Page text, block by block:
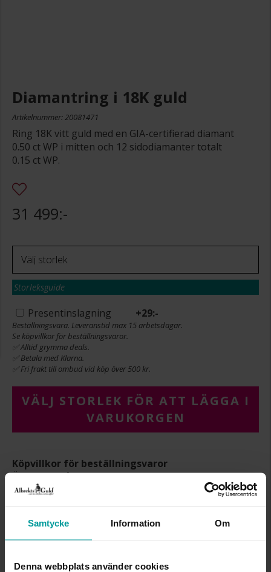
Samtycke Information Om
Denna webbplats använder cookies
Diamantring i 18K guld
Artikelnummer: 20081471
Ring 18K vitt guld med en GIA-certifierad diamant
0.50 ct WP i mitten och 12 sidodiamanter totalt
0.15 ct WP.
31 499:-
Storleksguide
Presentinslagning +29:-
Beställningsvara. Leveranstid max 15 arbetsdagar.
Se köpvillkor för beställningsvaror.
✅ Alltid grymma deals.
✅ Betala med Klarna.
✅ Fri frakt till ombud vid köp över 500 kr.
VÄLJ STORLEK FÖR ATT LÄGGA I
VARUKORGEN
Köpvillkor för beställningsvaror
Öppet köp, ångerrätt och bytesrätt gäller ej för
beställningsvaror, ringar från Albrekts by Schalins
arbetsdagar för beställningsvaror. Läs mer om
ångerrätt och öppet köp i webbshoppen
.